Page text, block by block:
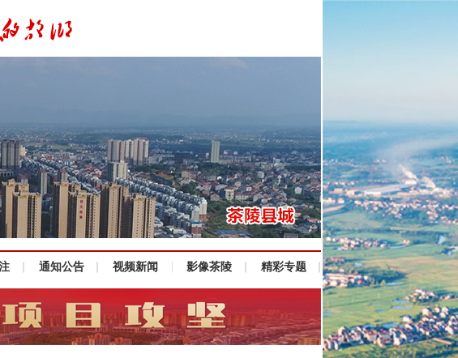
通知公告 视频新闻 影像茶陵 精彩专题